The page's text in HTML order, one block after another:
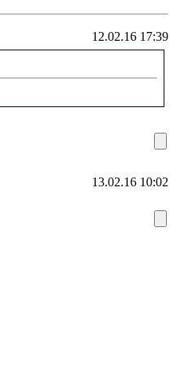
12.02.16 17:39
13.02.16 10:02